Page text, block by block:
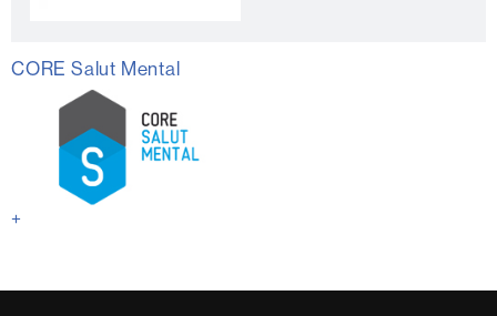
CORE Salut Mental
+